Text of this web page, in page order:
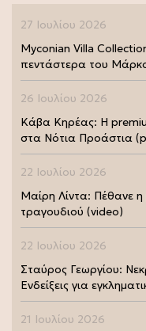
27 Ιουλίου 2026
Myconian Villa
πεντάστερα του
26 Ιουλίου 2026
Κάβα Κηρέας: Η
στα Νότια Προάστια
22 Ιουλίου 2026
Μαίρη Λίντα: Πέθανε η
τραγουδιού (video)
22 Ιουλίου 2026
Σταύρος Γεωργίου:
Ενδείξεις για
21 Ιουλίου 2026